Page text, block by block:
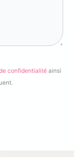
confidentialité ainsi